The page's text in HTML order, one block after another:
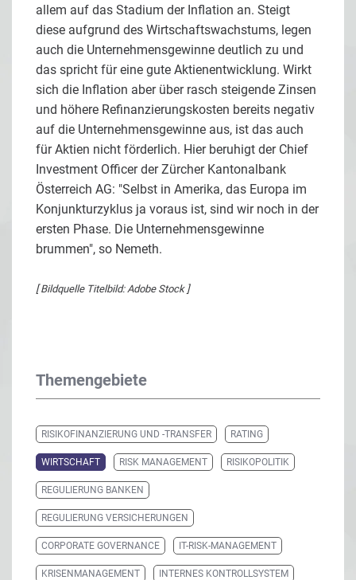
allem auf das Stadium der Inflation an. Steigt
diese aufgrund des Wirtschaftswachstums, legen
auch die Unternehmensgewinne deutlich zu und
das spricht für eine gute Aktienentwicklung. Wirkt
sich die Inflation aber über rasch steigende Zinsen
und höhere Refinanzierungskosten bereits negativ
auf die Unternehmensgewinne aus, ist das auch
für Aktien nicht förderlich. Hier beruhigt der Chief
Investment Officer der Zürcher Kantonalbank
Österreich AG: "Selbst in Amerika, das Europa im
Konjunkturzyklus ja voraus ist, sind wir noch in der
ersten Phase. Die Unternehmensgewinne
brummen", so Nemeth.
[ Bildquelle Titelbild: Adobe Stock ]
Themengebiete
RISIKOFINANZIERUNG UND -TRANSFER RATING
WIRTSCHAFT RISK MANAGEMENT RISIKOPOLITIK
REGULIERUNG BANKEN
REGULIERUNG VERSICHERUNGEN
CORPORATE GOVERNANCE IT-RISK-MANAGEMENT
KRISENMANAGEMENT INTERNES KONTROLLSYSTEM